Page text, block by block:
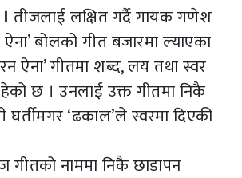
तीजलाई लक्षित गर्दै गायक गणेश
बोलको गीत बजारमा ल्याएका
ऐना’ गीतमा शब्द, लय तथा स्वर
छ । उनलाई उक्त गीतमा निकै
घर्तीमगर ‘ढकाल’ले स्वरमा दिएकी
नाममा निकै छाडापन